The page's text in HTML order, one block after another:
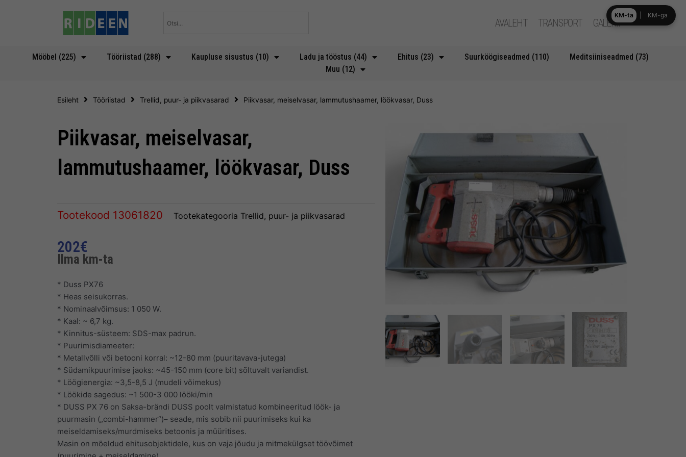
AVALEHT TRANSPORT GALERII
Mööbel (225) Tööriistad (288) Kaupluse sisustus (10) Ladu ja tööstus (44) Ehitus (23) Suurköögiseadmed (110)
Meditsiiniseadmed (73)
Muu (12)
Esileht Tööriistad Trellid, puur- ja piikvasarad Piikvasar, meiselvasar, lammutushaamer, löökvasar, Duss
Piikvasar, meiselvasar,
lammutushaamer, löökvasar, Duss
Tootekood 13061820 Tootekategooria Trellid, puur- ja piikvasarad
202€
Ilma km-ta
* Duss PX76
* Heas seisukorras.
* Nominaalvõimsus: 1 050 W.
* Kaal: ~ 6,7 kg.
* Kinnitus-süsteem: SDS-max padrun.
* Puurimisdiameeter:
* Metallvõlli või betooni korral: ~12-80 mm (puuritavava-jutega)
* Südamikpuurimise jaoks: ~45-150 mm (core bit) sõltuvalt variandist.
* Löögienergia: ~3,5-8,5 J (mudeli võimekus)
* Löökide sagedus: ~1 500-3 000 lööki/min
* DUSS PX 76 on Saksa-brändi DUSS poolt valmistatud kombineeritud löök- ja
puurmasin („combi-hammer“)– seade, mis sobib nii puurimiseks kui ka
meiseldamiseks/murdmiseks betoonis ja müüritises.
Masin on mõeldud ehitusobjektidele, kus on vaja jõudu ja mitmekülgset töövõimet
KM-ta KM-ga